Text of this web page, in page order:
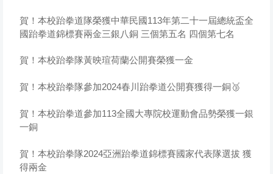
賀！本校跆拳道隊榮獲中華民國113年第二十一屆總統盃全
國跆拳道錦標賽兩金三銀八銅 三個第五名 四個第七名
賀！本校跆拳隊黃映瑄荷蘭公開賽榮獲一金
賀！本校跆拳隊參加2024春川跆拳道公開賽獲得一銅🥉
賀！本校跆拳道參加113全國大專院校運動會品勢榮獲一銀
一銅
賀！本校跆拳隊2024亞洲跆拳道錦標賽國家代表隊選拔 獲
得兩金